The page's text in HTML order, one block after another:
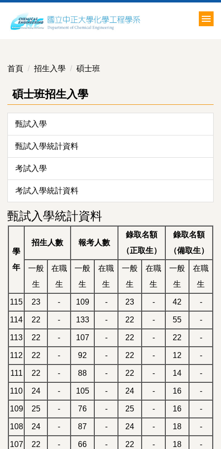
到
主
容
首頁 招生入學 碩士班
碩士班招生入學
甄試入學
甄試入學統計資料
考試入學
考試入學統計資料
甄試入學統計資料
學
年
招生人數 報考人數
錄取名額
（正取生）
錄取名額
（備取生）
一般
生
在職
生
一般
生
在職
生
一般
生
在職
生
一般
生
在職
生
115 23 - 109 - 23 - 42 -
114 22 - 133 - 22 - 55 -
113 22 - 107 - 22 - 22 -
112 22 - 92 - 22 - 12 -
111 22 - 88 - 22 - 14 -
110 24 - 105 - 24 - 16 -
109 25 - 76 - 25 - 16 -
108 24 - 87 - 24 - 18 -
107 22 - 66 - 22 - 18 -